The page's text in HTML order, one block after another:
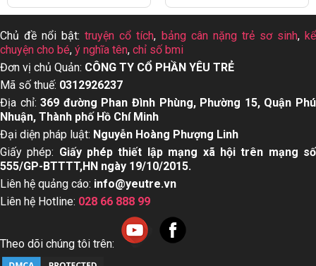
Chủ đề nổi bật:truyện cổ tích, bảng cân nặng trẻ sơ sinh, kể
chuyện cho bé, ý nghĩa tên, chỉ số bmi
Đơn vị chủ Quản: CÔNG TY CỔ PHẦN YÊU TRẺ
Mã số thuế: 0312926237
Địa chỉ:369 đường Phan Đình Phùng, Phường 15, Quận Phú
Nhuận, Thành phố Hồ Chí Minh
Đại diện pháp luật: Nguyễn Hoàng Phượng Linh
Giấy phép: Giấy phép thiết lập mạng xã hội trên mạng số
555/GP-BTTTT,HN ngày 19/10/2015.
Liên hệ quảng cáo: info@yeutre.vn
Liên hệ Hotline: 028 66 888 99
Theo dõi chúng tôi trên: